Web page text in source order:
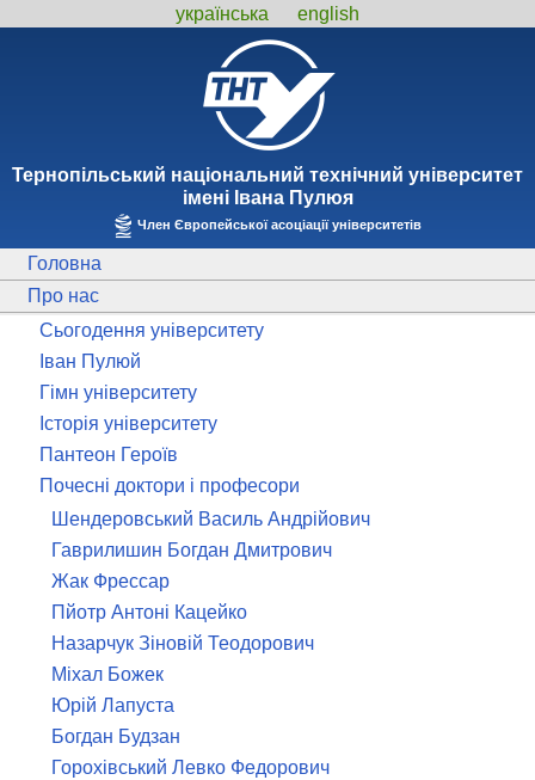
українська english
Тернопiльський національний технiчний унiверситет
iменi Iвана Пулюя
Член Європейської асоціації університетів
Головна
Про нас
Сьогодення університету
Іван Пулюй
Гімн університету
Історія університету
Пантеон Героїв
Почесні доктори і професори
Шендеровський Василь Андрійович
Гаврилишин Богдан Дмитрович
Жак Фрессар
Пйотр Антоні Кацейко
Назарчук Зіновій Теодорович
Міхал Божек
Юрій Лапуста
Богдан Будзан
Горохівський Левко Федорович